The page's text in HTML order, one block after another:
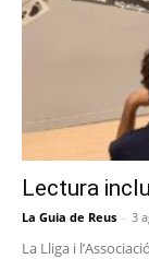
Lectura
La Guia de Reus - 3
La Lliga i